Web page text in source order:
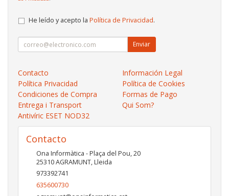
He leído y acepto la Política de Privacidad.
Enviar
Contacto
Información Legal
Política Privacidad
Política de Cookies
Condiciones de Compra
Formas de Pago
Entrega i Transport
Qui Som?
Antivíric ESET NOD32
Contacto
Ona Informàtica - Plaça del Pou, 20
25310AGRAMUNT,Lleida
973392741
635600730